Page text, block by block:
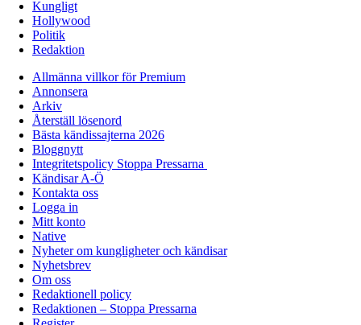
Kungligt
Hollywood
Politik
Redaktion
Allmänna villkor för Premium
Annonsera
Arkiv
Återställ lösenord
Bästa kändissajterna 2026
Bloggnytt
Integritetspolicy Stoppa Pressarna
Kändisar A-Ö
Kontakta oss
Logga in
Mitt konto
Native
Nyheter om kungligheter och kändisar
Nyhetsbrev
Om oss
Redaktionell policy
Redaktionen – Stoppa Pressarna